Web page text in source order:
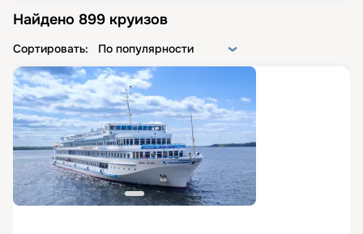
Найдено 899 круизов
Сортировать: По популярности